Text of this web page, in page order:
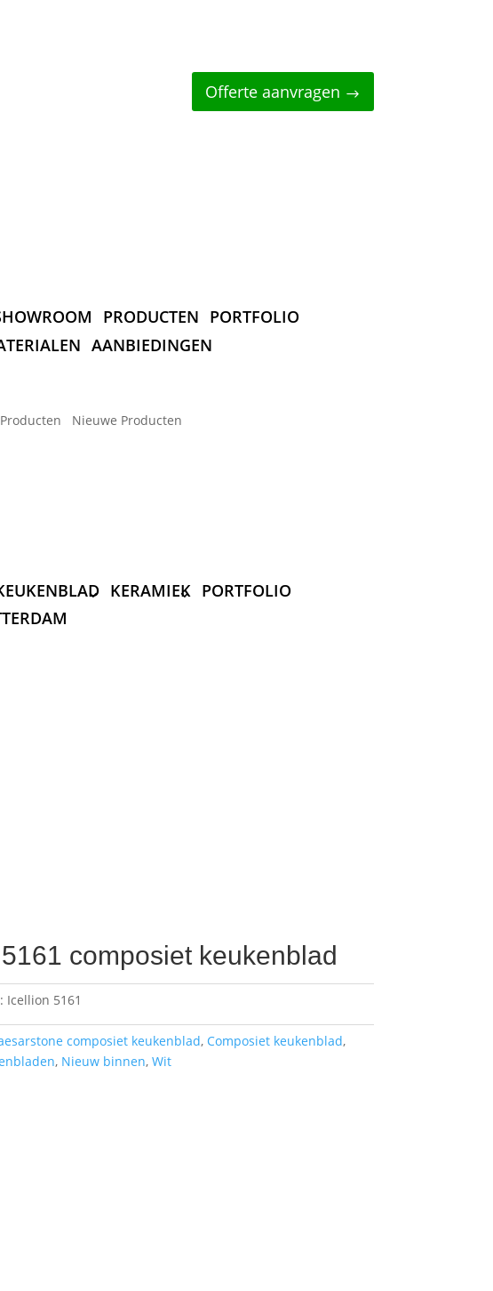
Offerte aanvragen
PRODUCTEN PORTFOLIO
AANBIEDINGEN
Nieuwe Producten
KERAMIEK PORTFOLIO
composiet keukenblad
Icellion 5161
composiet keukenblad, Composiet keukenblad,
, Nieuw binnen,Wit